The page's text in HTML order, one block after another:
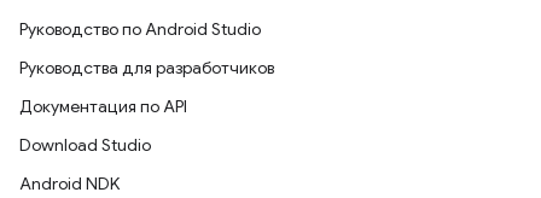
Руководство по Android Studio
Руководства для разработчиков
Документация по API
Download Studio
Android NDK